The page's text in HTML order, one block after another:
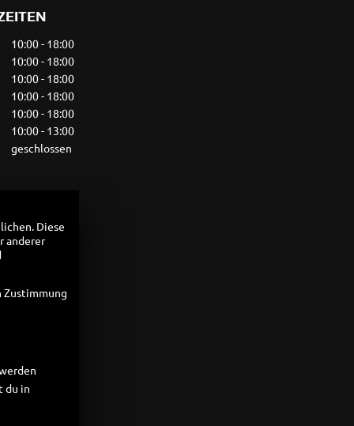
10:00 - 18:00
10:00 - 18:00
10:00 - 18:00
10:00 - 18:00
10:00 - 18:00
10:00 - 13:00
geschlossen
Diese
anderer
Zustimmung
du in